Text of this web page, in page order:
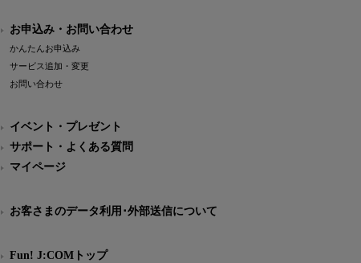
お申込み・お問い合わせ
かんたんお申込み
サービス追加・変更
お問い合わせ
イベント・プレゼント
サポート・よくある質問
マイページ
お客さまのデータ利用･外部送信について
Fun! J:COMトップ